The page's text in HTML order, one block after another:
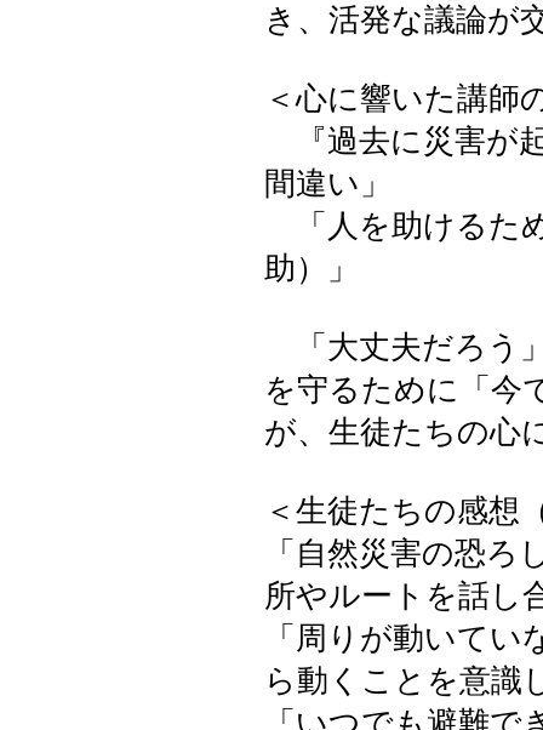
き、活発な議論が
＜心に響いた講師
『過去に災害が
間違い」
「人を助けるた
助）」
「大丈夫だろう
を守るために「今
が、生徒たちの心
＜生徒たちの感想
「自然災害の恐
所やルートを話し
「周りが動いて
ら動くことを意識
「いつでも避難